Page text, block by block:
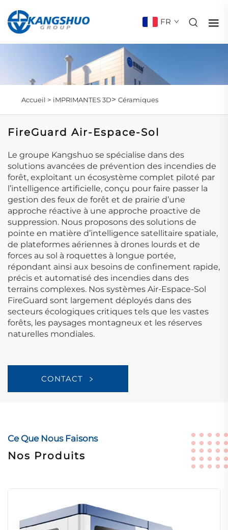
FR
Accueil > iMPRIMANTES 3D> Céramiques
FireGuard Air-Espace-Sol
Le groupe Kangshuo se spécialise dans des
solutions avancées de prévention des incendies de
forêt, exploitant un écosystème complet piloté par
l’intelligence artificielle, conçu pour faire passer la
gestion des feux de forêt et de prairie d’une
approche réactive à une approche proactive de
suppression. Nous proposons des solutions de
pointe en matière d’intelligence satellitaire spatiale,
de plateformes aériennes à drones lourds et de
forces au sol à roquettes à longue portée,
répondant ainsi aux besoins de confinement rapide,
précis et automatisé des incendies dans des
terrains complexes. Nos systèmes Air-Espace-Sol
FireGuard sont largement déployés dans des
secteurs écologiques critiques tels que les vastes
forêts, les paysages montagneux et les réserves
naturelles mondiales.
CONTACT
Ce Que Nous Faisons
Nos Produits